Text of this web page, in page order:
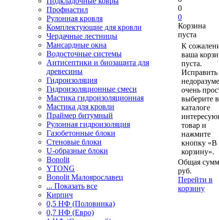
Профнастил
Рулонная кровля
Комплектующие для кровли
Чердачные лестницы
Мансардные окна
Водосточные системы
Антисептики и биозащита для
древесины
Гидроизоляция
Гидроизоляционные смеси
Мастика гидроизоляционная
Мастика для кровли
Праймер битумный
Рулонная гидроизоляция
Газобетонные блоки
Стеновые блоки
U-образные блоки
Bonolit
YTONG
Bonolit Малоярославец
... Показать все
Кирпич
0,5 НФ (Половинка)
0,7 НФ (Евро)
0
0
Корзина
пуста
К
ваша
пуста.
Исправить
очень
выберите в
каталоге
товар и
нажмите
кнопку «В
корзину».
Общая
руб.
Перейти в
корзину